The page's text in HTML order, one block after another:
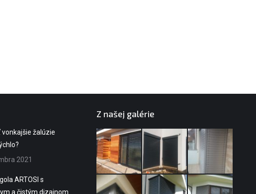
žalúzie
2021
ARTOSI s
a čistým dizajnom
Z našej galérie